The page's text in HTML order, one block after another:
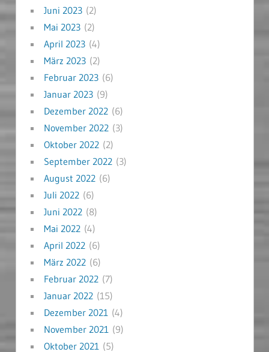
Juni 2023(2)
Mai 2023(2)
April 2023(4)
März 2023(2)
Februar 2023(6)
Januar 2023(9)
Dezember 2022(6)
November 2022(3)
Oktober 2022(2)
September 2022(3)
August 2022(6)
Juli 2022(6)
Juni 2022(8)
Mai 2022(4)
April 2022(6)
März 2022(6)
Februar 2022(7)
Januar 2022(15)
Dezember 2021 (4)
November 2021 (9)
Oktober 2021 (5)